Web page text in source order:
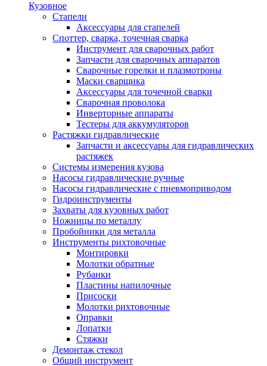
Кузовное
Стапели
Аксессуары для стапелей
Споттер, сварка, точечная сварка
Инструмент для сварочных работ
Запчасти для сварочных аппаратов
Сварочные горелки и плазмотроны
Маски сварщика
Аксессуары для точечной сварки
Сварочная проволока
Инверторные аппараты
Тестеры для аккумуляторов
Растяжки гидравлические
Запчасти и аксессуары для гидравлических
растяжек
Системы измерения кузова
Насосы гидравлические ручные
Насосы гидравлические с пневмоприводом
Гидроинструменты
Захваты для кузовных работ
Ножницы по металлу
Пробойники для металла
Инструменты рихтовочные
Монтировки
Молотки обратные
Рубанки
Пластины напилочные
Присоски
Молотки рихтовочные
Оправки
Лопатки
Стяжки
Демонтаж стекол
Общий инструмент